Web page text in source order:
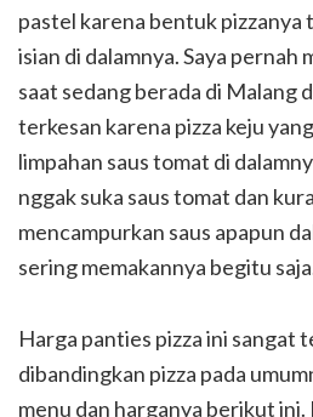
pastel karena bentuk
isian di dalamnya. Saya pernah
saat sedang berada di Malang
terkesan karena pizza keju
limpahan saus tomat di
nggak suka saus tomat dan
mencampurkan saus apapun
sering memakannya begitu
Harga panties pizza ini sangat
dibandingkan pizza pada
menu dan harganya berikut